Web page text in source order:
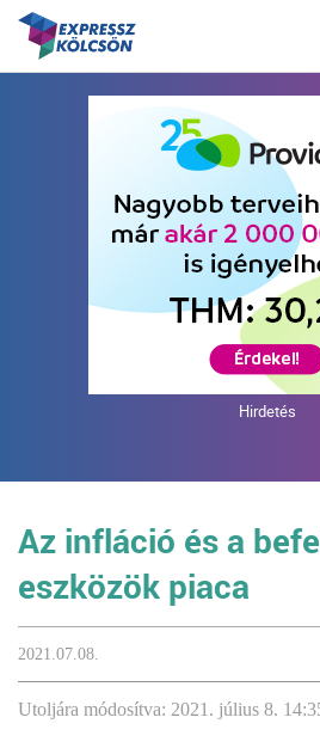
Hirdetés
Az infláció és a
eszközök piaca
2021.07.08.
Utoljára módosítva: 2021. július 8.